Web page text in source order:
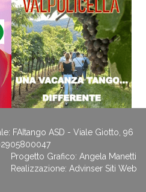
FAItango ASD - Viale Giotto, 96
Progetto Grafico: Angela Manetti
Realizzazione: Advinser Siti Web